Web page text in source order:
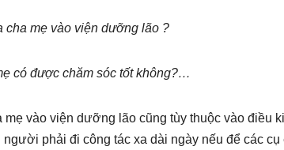
cha mẹ vào viện dưỡng lão ?
có được chăm sóc tốt không?…
mẹ vào viện dưỡng lão cũng tùy thuộc vào điều
người phải đi công tác xa dài ngày nếu để các